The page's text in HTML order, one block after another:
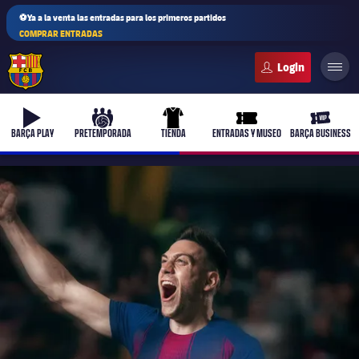
⚽Ya a la venta las entradas para los primeros partidos
COMPRAR ENTRADAS
b-play
BARÇA PLAY
culers-ball
PRETEMPORADA
uniform
TIENDA
ticket-full
ENTRADAS Y MUSEO
ticket-
BARÇA BUSINESS